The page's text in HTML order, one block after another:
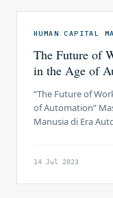
kerja […]
HUMAN CAPITAL
The Future of
in the Age of
“The Future of
of Automation”
Manusia di Era
Artikel ini akan
14 Jul 2023